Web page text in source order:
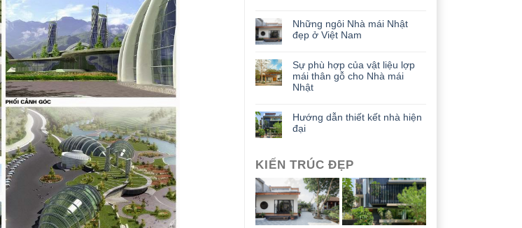
Những ngôi Nhà mái Nhật
đẹp ở Việt Nam
Sự phù hợp của vật liệu lợp
mái thân gỗ cho Nhà mái
Nhật
Hướng dẫn thiết kết nhà hiện
đại
KIẾN TRÚC ĐẸP